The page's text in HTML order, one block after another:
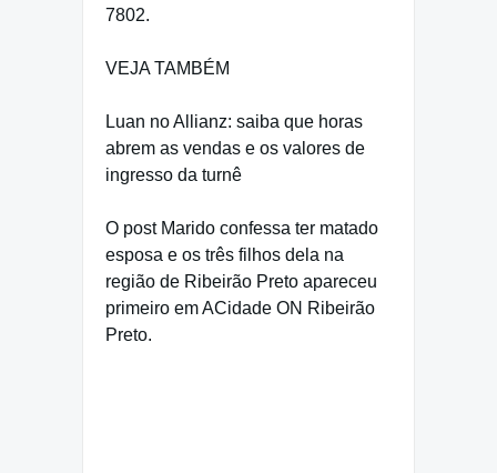
7802.
VEJA TAMBÉM
Luan no Allianz: saiba que horas
abrem as vendas e os valores de
ingresso da turnê
O post Marido confessa ter matado
esposa e os três filhos dela na
região de Ribeirão Preto apareceu
primeiro em ACidade ON Ribeirão
Preto.